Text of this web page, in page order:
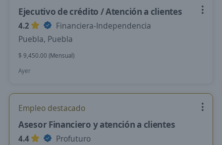
Ejecutivo de crédito / Atención a clientes
4.2
Financiera-Independencia
Puebla, Puebla
$ 9,450.00 (Mensual)
Ayer
Empleo destacado
Asesor Financiero y atención a clientes
4.4
Profuturo